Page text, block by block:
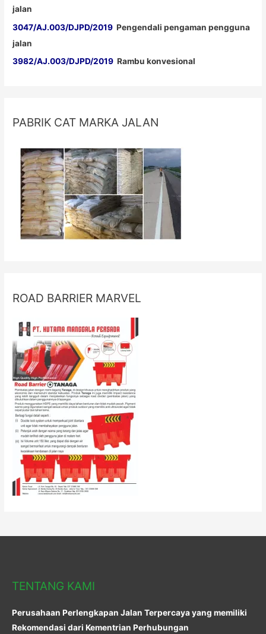
jalan
3047/AJ.003/DJPD/2019 Pengendali pengaman pengguna
jalan
3982/AJ.003/DJPD/2019 Rambu konvesional
PABRIK CAT MARKA JALAN
ROAD BARRIER MARVEL
TENTANG KAMI
Perusahaan Perlengkapan Jalan Terpercaya yang memiliki
Rekomendasi dari Kementrian Perhubungan